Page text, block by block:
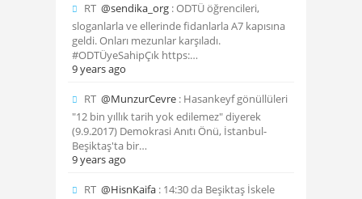
RT @sendika_org : ODTÜ öğrencileri,
sloganlarla ve ellerinde fidanlarla A7 kapısına
geldi. Onları mezunlar karşıladı.
#ODTÜyeSahipÇık https:…
9 years ago
RT @MunzurCevre : Hasankeyf gönüllüleri
"12 bin yıllık tarih yok edilemez" diyerek
(9.9.2017) Demokrasi Anıtı Önü, İstanbul-
Beşiktaş'ta bir…
9 years ago
RT @HisnKaifa : 14:30 da Beşiktaş İskele